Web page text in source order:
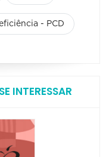
- PCD
INTERESSAR